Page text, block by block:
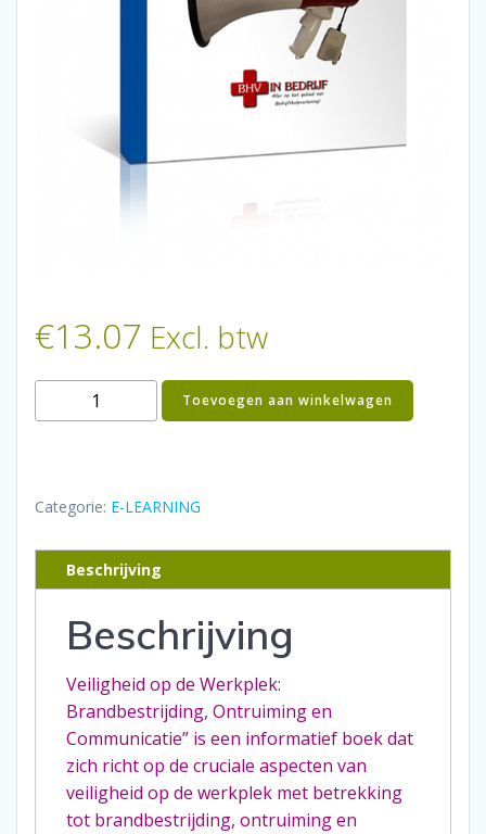
€13.07 Excl. btw
Veiligheid
op
E-
aantal
Toevoegen aan winkelwagen
Categorie: E-LEARNING
Beschrijving
Beschrijving
Veiligheid op de Werkplek:
Brandbestrijding, Ontruiming en
Communicatie” is een informatief boek dat
zich richt op de cruciale aspecten van
veiligheid op de werkplek met betrekking
tot brandbestrijding, ontruiming en